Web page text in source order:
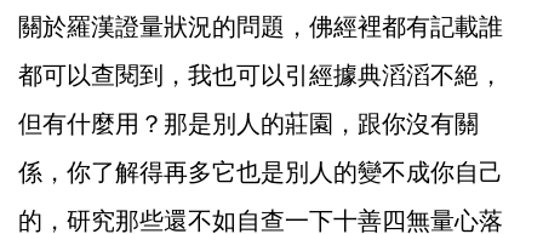
關於羅漢證量狀況的問題，佛經裡都有記載誰
都可以查閱到，我也可以引經據典滔滔不絕，
但有什麼用？那是別人的莊園，跟你沒有關
係，你了解得再多它也是別人的變不成你自己
的，研究那些還不如自查一下十善四無量心落